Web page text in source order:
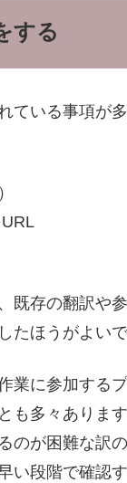
する
ている事項が多
既存の翻訳や
たほうがよいで
業に参加する
も多々ありま
のが困難な訳
い段階で確認